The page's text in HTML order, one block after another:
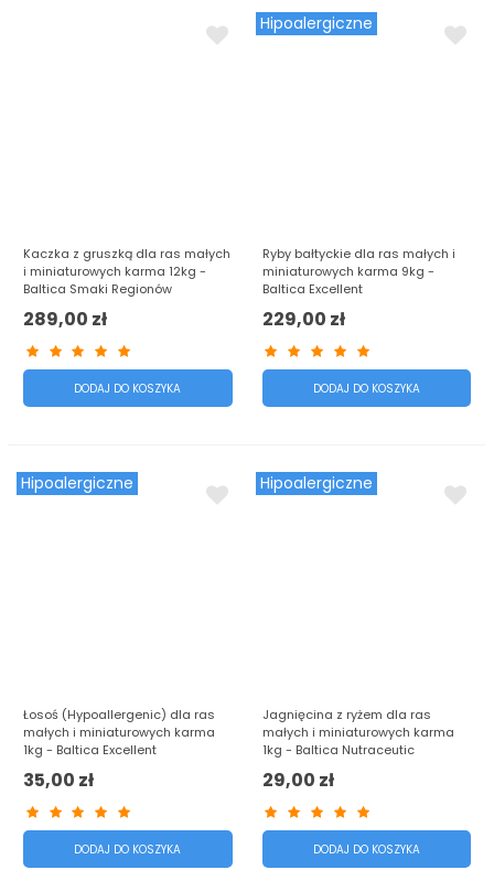
Kaczka z gruszką dla ras małych
i miniaturowych karma 12kg -
Baltica Smaki Regionów
289,00 zł
DODAJ DO KOSZYKA
Hipoalergiczne
Ryby bałtyckie dla ras małych i
miniaturowych karma 9kg -
Baltica Excellent
229,00 zł
DODAJ DO KOSZYKA
Hipoalergiczne
Łosoś (Hypoallergenic) dla ras
małych i miniaturowych karma
1kg - Baltica Excellent
35,00 zł
DODAJ DO KOSZYKA
Hipoalergiczne
Jagnięcina z ryżem dla ras
małych i miniaturowych karma
1kg - Baltica Nutraceutic
29,00 zł
DODAJ DO KOSZYKA